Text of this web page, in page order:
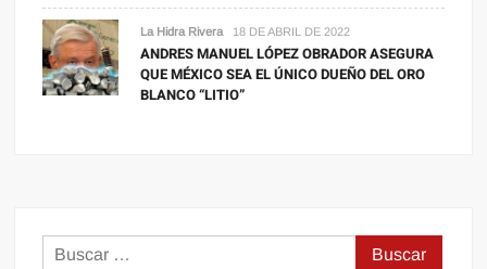
La Hidra Rivera 18 DE ABRIL DE 2022
ANDRES MANUEL LÓPEZ OBRADOR ASEGURA
QUE MÉXICO SEA EL ÚNICO DUEÑO DEL ORO
BLANCO “LITIO”
Buscar: